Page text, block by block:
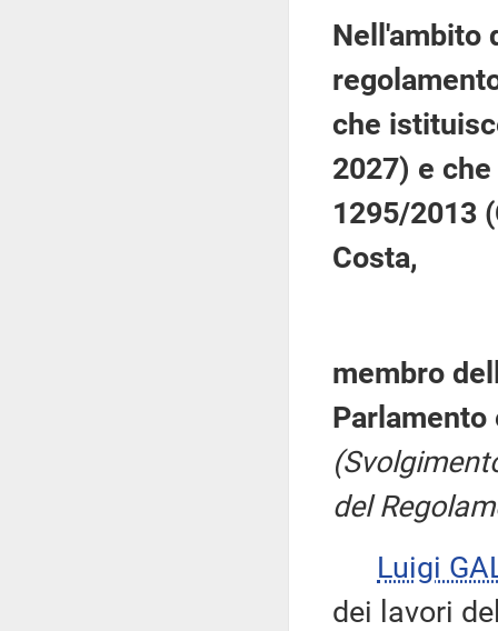
Nell'ambito
che
2027) e
1295/2013
Costa,
membro
Parlamento
del
Luigi
dei lavori